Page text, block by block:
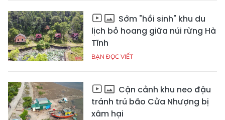
Sớm "hồi sinh" khu du
lịch bỏ hoang giữa núi rừng Hà
Tĩnh
BẠN ĐỌC VIẾT
Cận cảnh khu neo đậu
tránh trú bão Cửa Nhượng bị
xâm hại